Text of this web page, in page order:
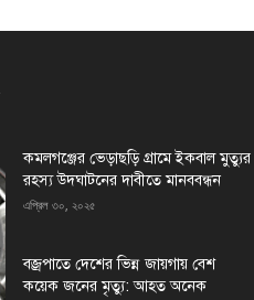
কমলগঞ্জের ভেড়াছড়ি গ্রামে ইকবাল মুত্যুর
রহস্য উদঘাটনের দাবীতে মানববন্ধন
এপ্রিল ৩০, ২০২৫
বজ্রপাতে দেশের ভিন্ন জায়গায় বেশ
কয়েক জনের মৃত্যু: আহত অনেক